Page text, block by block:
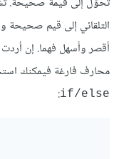
التلقائي إلى قيم صحيحة
أقصر وأسهل فهما. إن
محارف فارغة فيمكنك
if/else
: